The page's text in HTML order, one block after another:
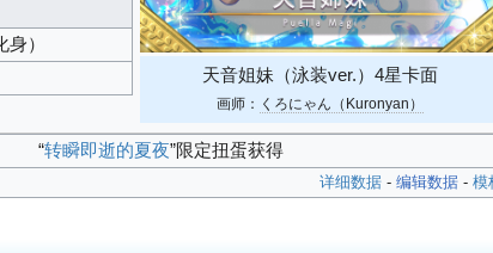
天音姐妹（泳装ver.）4星卡面
画师： くろにゃん（Kuronyan）
身）
“转瞬即逝的夏夜”限定扭蛋获得
详细数据 -编辑数据 -模